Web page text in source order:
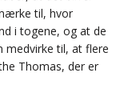
til, hvor
i togene, og at de
medvirke til, at flere
Thomas, der er